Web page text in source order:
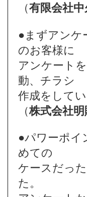
（有限会社
●まずアンケ
のお客様に
アンケート
動、チラシ
作成をして
（株式会社
●パワーポイ
めての
ケースだっ
た。